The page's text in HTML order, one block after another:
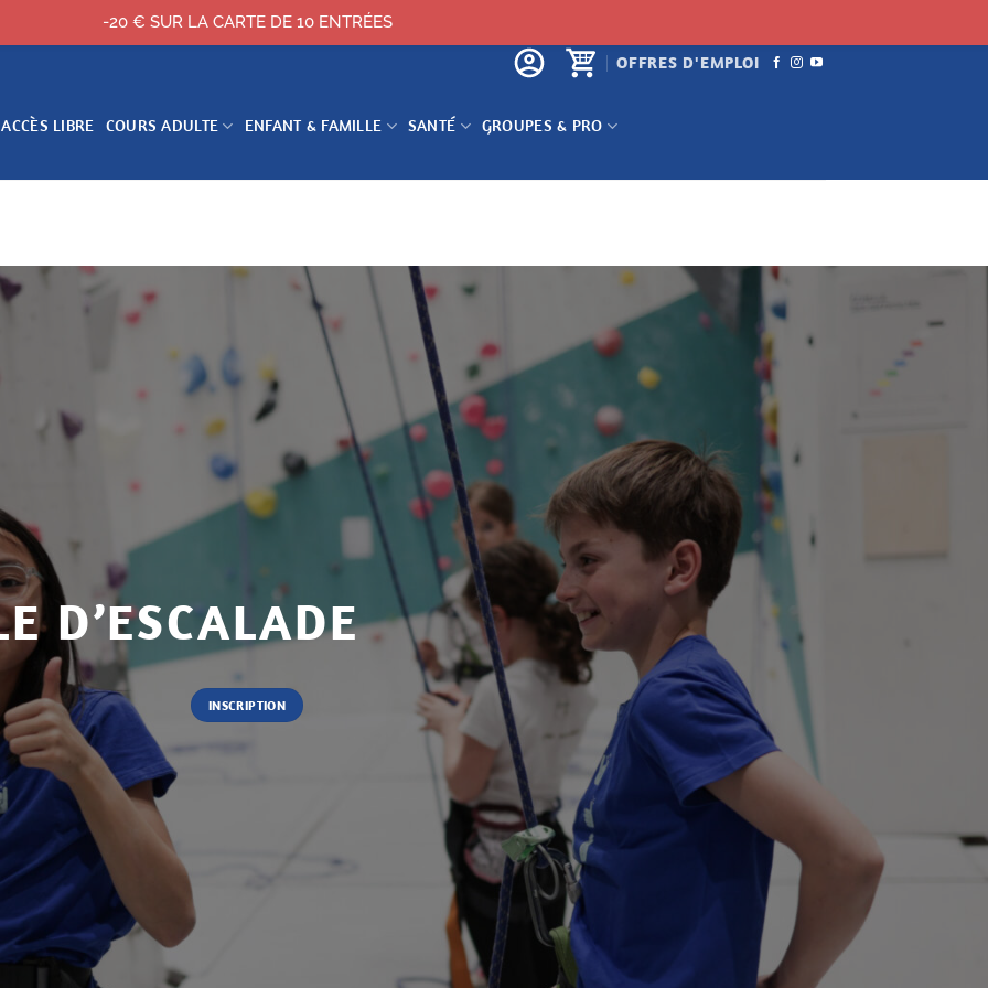
OFFRES D'EMPLOI
LIBRE COURS ADULTE ENFANT & FAMILLE SANTÉ GROUPES & PRO
D’ESCALADE
INSCRIPTION
-20 € SUR LA CARTE DE 10 ENTRÉES